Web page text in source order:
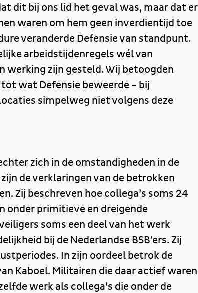
dit bij ons lid het geval was, maar dat er
waren om hem geen inverdientijd toe
veranderde Defensie van standpunt.
arbeidstijdenregels wél van
werking zijn gesteld. Wij betoogden
wat Defensie beweerde – bij
simpelweg niet volgens deze
zich in de omstandigheden in de
de verklaringen van de betrokken
Zij beschreven hoe collega’s soms 24
onder primitieve en dreigende
soms een deel van het werk
bij de Nederlandse BSB'ers. Zij
In zijn oordeel betrok de
Kaboel. Militairen die daar actief waren
werk als collega’s die onder de